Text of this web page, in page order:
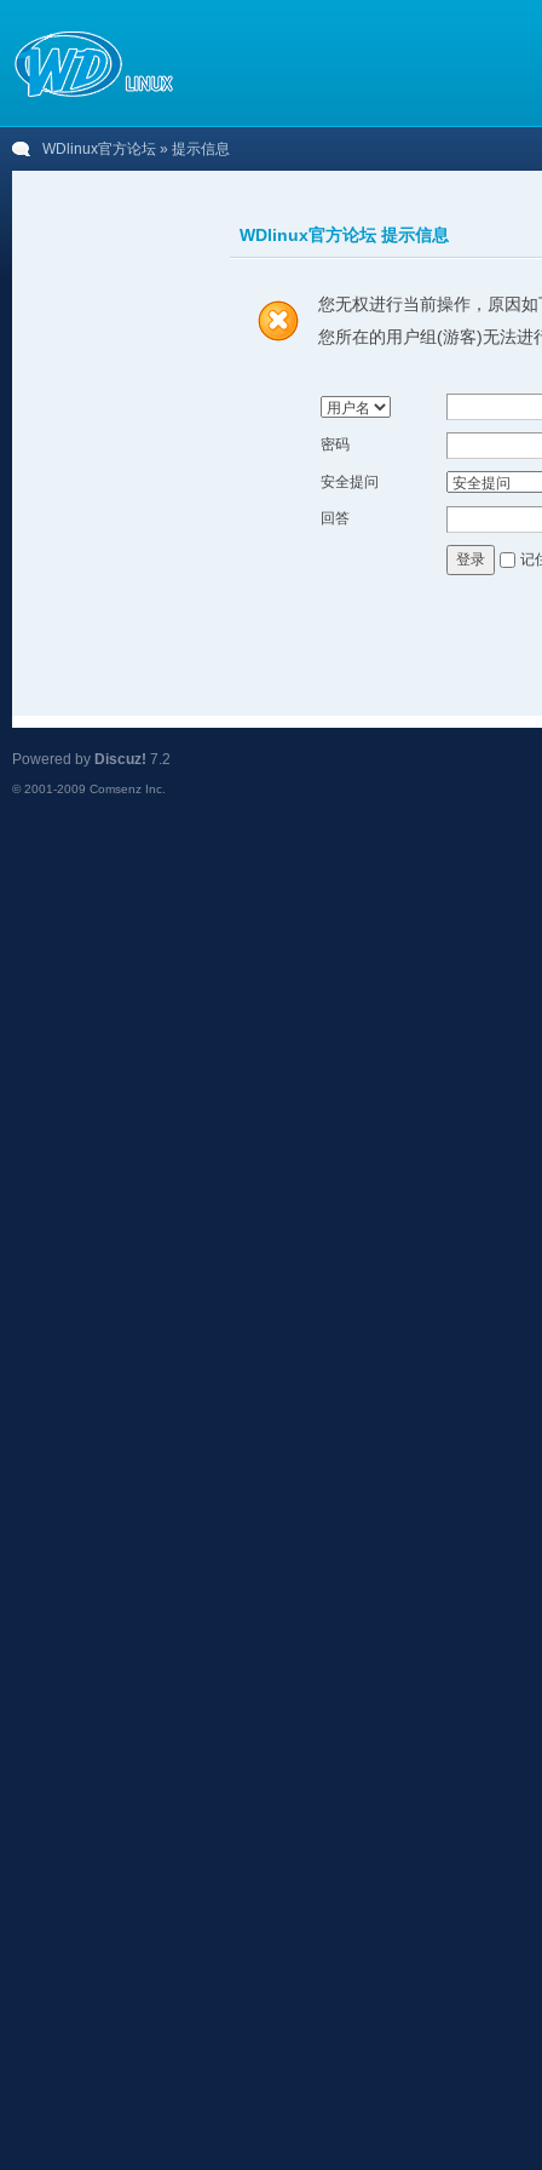
WDlinux官方论坛 » 提示信息
WDlinux官方论坛 提示信息
您无权进行当前操作，原因如
您所在的用户组(游客)无法进
密码
安全提问
回答
登录 记
Powered by Discuz! 7.2
© 2001-2009 Comsenz Inc.